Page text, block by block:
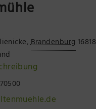
Standort Neuruppin
Museum Wustrau
Dosse
,Brandenburg 16818